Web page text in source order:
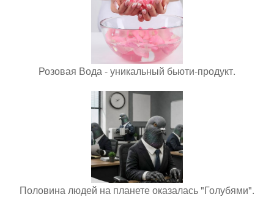
Розовая Вода - уникальный бьюти-продукт.
Половина людей на планете оказалась "Голубями".